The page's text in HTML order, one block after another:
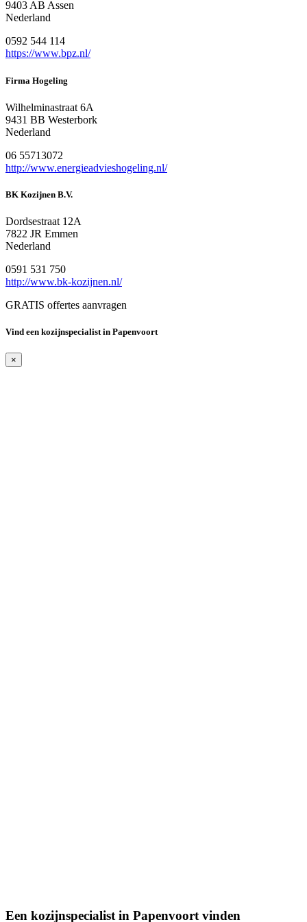
9403 AB Assen
Nederland
0592 544 114
https://www.bpz.nl/
Firma Hogeling
Wilhelminastraat 6A
9431 BB Westerbork
Nederland
06 55713072
http://www.energieadvieshogeling.nl/
BK Kozijnen B.V.
Dordsestraat 12A
7822 JR Emmen
Nederland
0591 531 750
http://www.bk-kozijnen.nl/
GRATIS offertes aanvragen
Vind een kozijnspecialist in Papenvoort
×
Een kozijnspecialist in Papenvoort vinden